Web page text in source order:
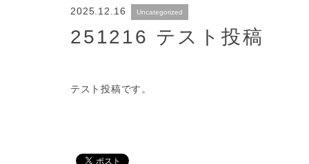
2025.12.16 Uncategorized
251216 テスト投稿
テスト投稿です。